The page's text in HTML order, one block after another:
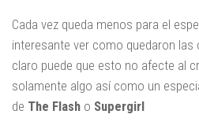
Cada vez queda menos para el
interesante ver como quedaron las
claro puede que esto no afecte al
solamente algo así como un
de The Flash o Supergirl